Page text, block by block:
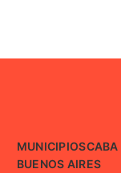
MUNICIPIOSCABA
BUENOS AIRES